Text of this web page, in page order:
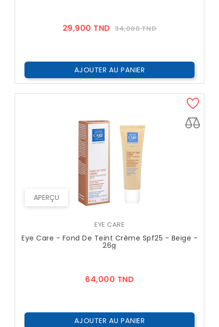
29,900 TND Prix
34,000 TNDPrix
AJOUTER AU PANIER
APERÇU
EYE CARE
Eye Care - Fond De Teint Crème Spf25 - Beige -
26g
64,000 TND
AJOUTER AU PANIER